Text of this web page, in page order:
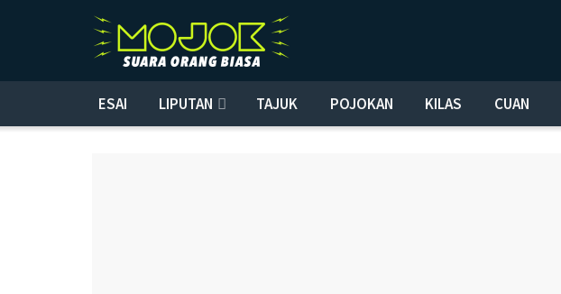
ESAI LIPUTAN TAJUK POJOKAN KILAS CUAN